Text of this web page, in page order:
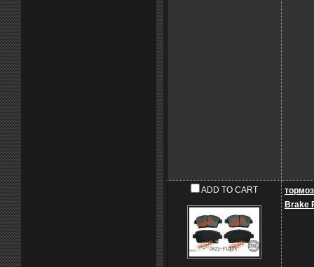
ADD TO CART
Brake